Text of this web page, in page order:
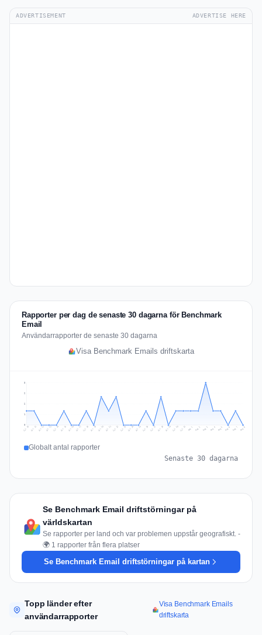
ADVERTISEMENT ADVERTISE HERE
Rapporter per dag de senaste 30 dagarna för Benchmark
Email
Användarrapporter de senaste 30 dagarna
Visa Benchmark Emails driftskarta
1
2
2
3
Jul 10 Jul 11 Jul 12 Jul 13 Jul 14 Jul 15 Jul 16 Jul 17 Jul 18 Jul 19 Jul 20 Jul 21 Jul 22 Jul 23 Jul 24 Jul 25 Jul 26 Jul 27 Jul 28 Jul 29 Jul 30 Jul 31 Aug 1 Aug 2 Aug 3 Aug 4 Aug 5 Aug 6 Aug 7 Aug 8
Globalt antal rapporter
Senaste 30 dagarna
Se Benchmark Email driftstörningar på
världskartan
Se rapporter per land och var problemen uppstår geografiskt. -
🌍 1 rapporter från flera platser
Se Benchmark Email driftstörningar på kartan
Topp länder efter
användarrapporter
Visa Benchmark Emails
driftskarta